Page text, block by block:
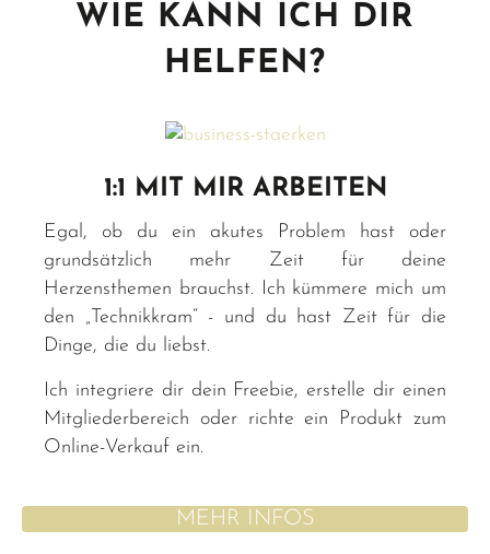
WIE KANN ICH DIR
HELFEN?
1:1 MIT MIR ARBEITEN
Egal, ob du ein akutes Problem hast oder
grundsätzlich mehr Zeit für deine
Herzensthemen brauchst. Ich kümmere mich um
den „Technikkram“ - und du hast Zeit für die
Dinge, die du liebst.
Ich integriere dir dein Freebie, erstelle dir einen
Mitgliederbereich oder richte ein Produkt zum
Online-Verkauf ein.
MEHR INFOS